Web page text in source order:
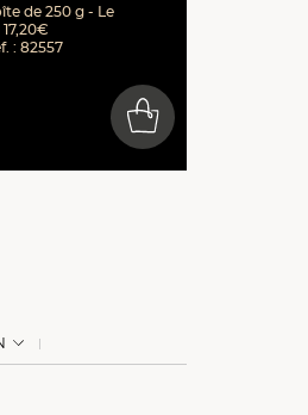
de 250 g - Le
: 82557
0